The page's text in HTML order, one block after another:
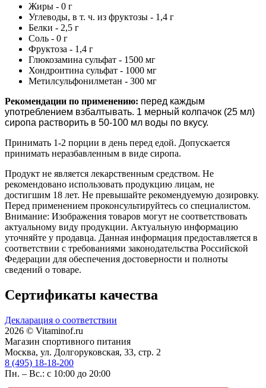
Жиры - 0 г
Углеводы, в т. ч. из фруктозы - 1,4 г
Белки - 2,5 г
Соль - 0 г
Фруктоза - 1,4 г
Глюкозамина сульфат - 1500 мг
Хондроитина сульфат - 1000 мг
Метилсульфонилметан - 300 мг
Рекомендации по применению: перед каждым
употреблением взбалтывать. 1 мерный колпачок (25 мл)
сиропа растворить в 50-100 мл воды по вкусу.
Принимать 1-2 порции в день перед едой. Допускается
принимать неразбавленным в виде сиропа.
Продукт не является лекарственным средством. Не
рекомендовано использовать продукцию лицам, не
достигшим 18 лет. Не превышайте рекомендуемую дозировку.
Перед применением проконсультируйтесь со специалистом.
Внимание: Изображения товаров могут не соответствовать
актуальному виду продукции. Актуальную информацию
уточняйте у продавца. Данная информация предоставляется в
соответствии с требованиями законодательства Российской
Федерации для обеспечения достоверности и полноты
сведений о товаре.
Сертификаты качества
Декларация о соответствии
2026 © Vitaminof.ru
Магазин спортивного питания
Москва, ул. Долгоруковская, 33, стр. 2
8 (495) 18-18-200
Пн. – Вс.: с 10:00 до 20:00